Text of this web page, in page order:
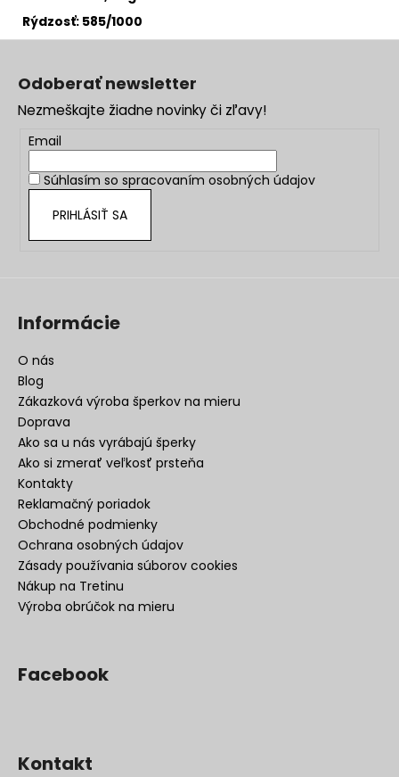
Rýdzosť: 585/1000
Odoberať newsletter
Nezmeškajte žiadne novinky či zľavy!
Email
Súhlasím so spracovaním osobných údajov
PRIHLÁSIŤ SA
Informácie
O nás
Blog
Zákazková výroba šperkov na mieru
Doprava
Ako sa u nás vyrábajú šperky
Ako si zmerať veľkosť prsteňa
Kontakty
Reklamačný poriadok
Obchodné podmienky
Ochrana osobných údajov
Zásady používania súborov cookies
Nákup na Tretinu
Výroba obrúčok na mieru
Facebook
Kontakt